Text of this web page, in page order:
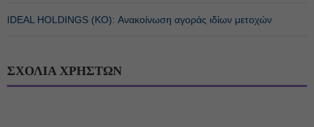
IDEAL HOLDINGS (ΚΟ): Ανακοίνωση αγοράς ιδίων μετοχών
ΣΧΟΛΙΑ ΧΡΗΣΤΩΝ